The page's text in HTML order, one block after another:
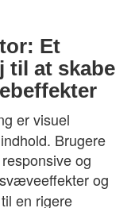
Et
at skabe
er visuel
Brugere
og
og
en rigere